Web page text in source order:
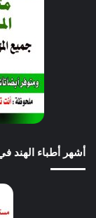
أشهر أطباء الهند